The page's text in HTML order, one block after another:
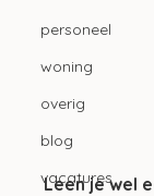
personeel
woning
overig
blog
vacatures
Leen je wel